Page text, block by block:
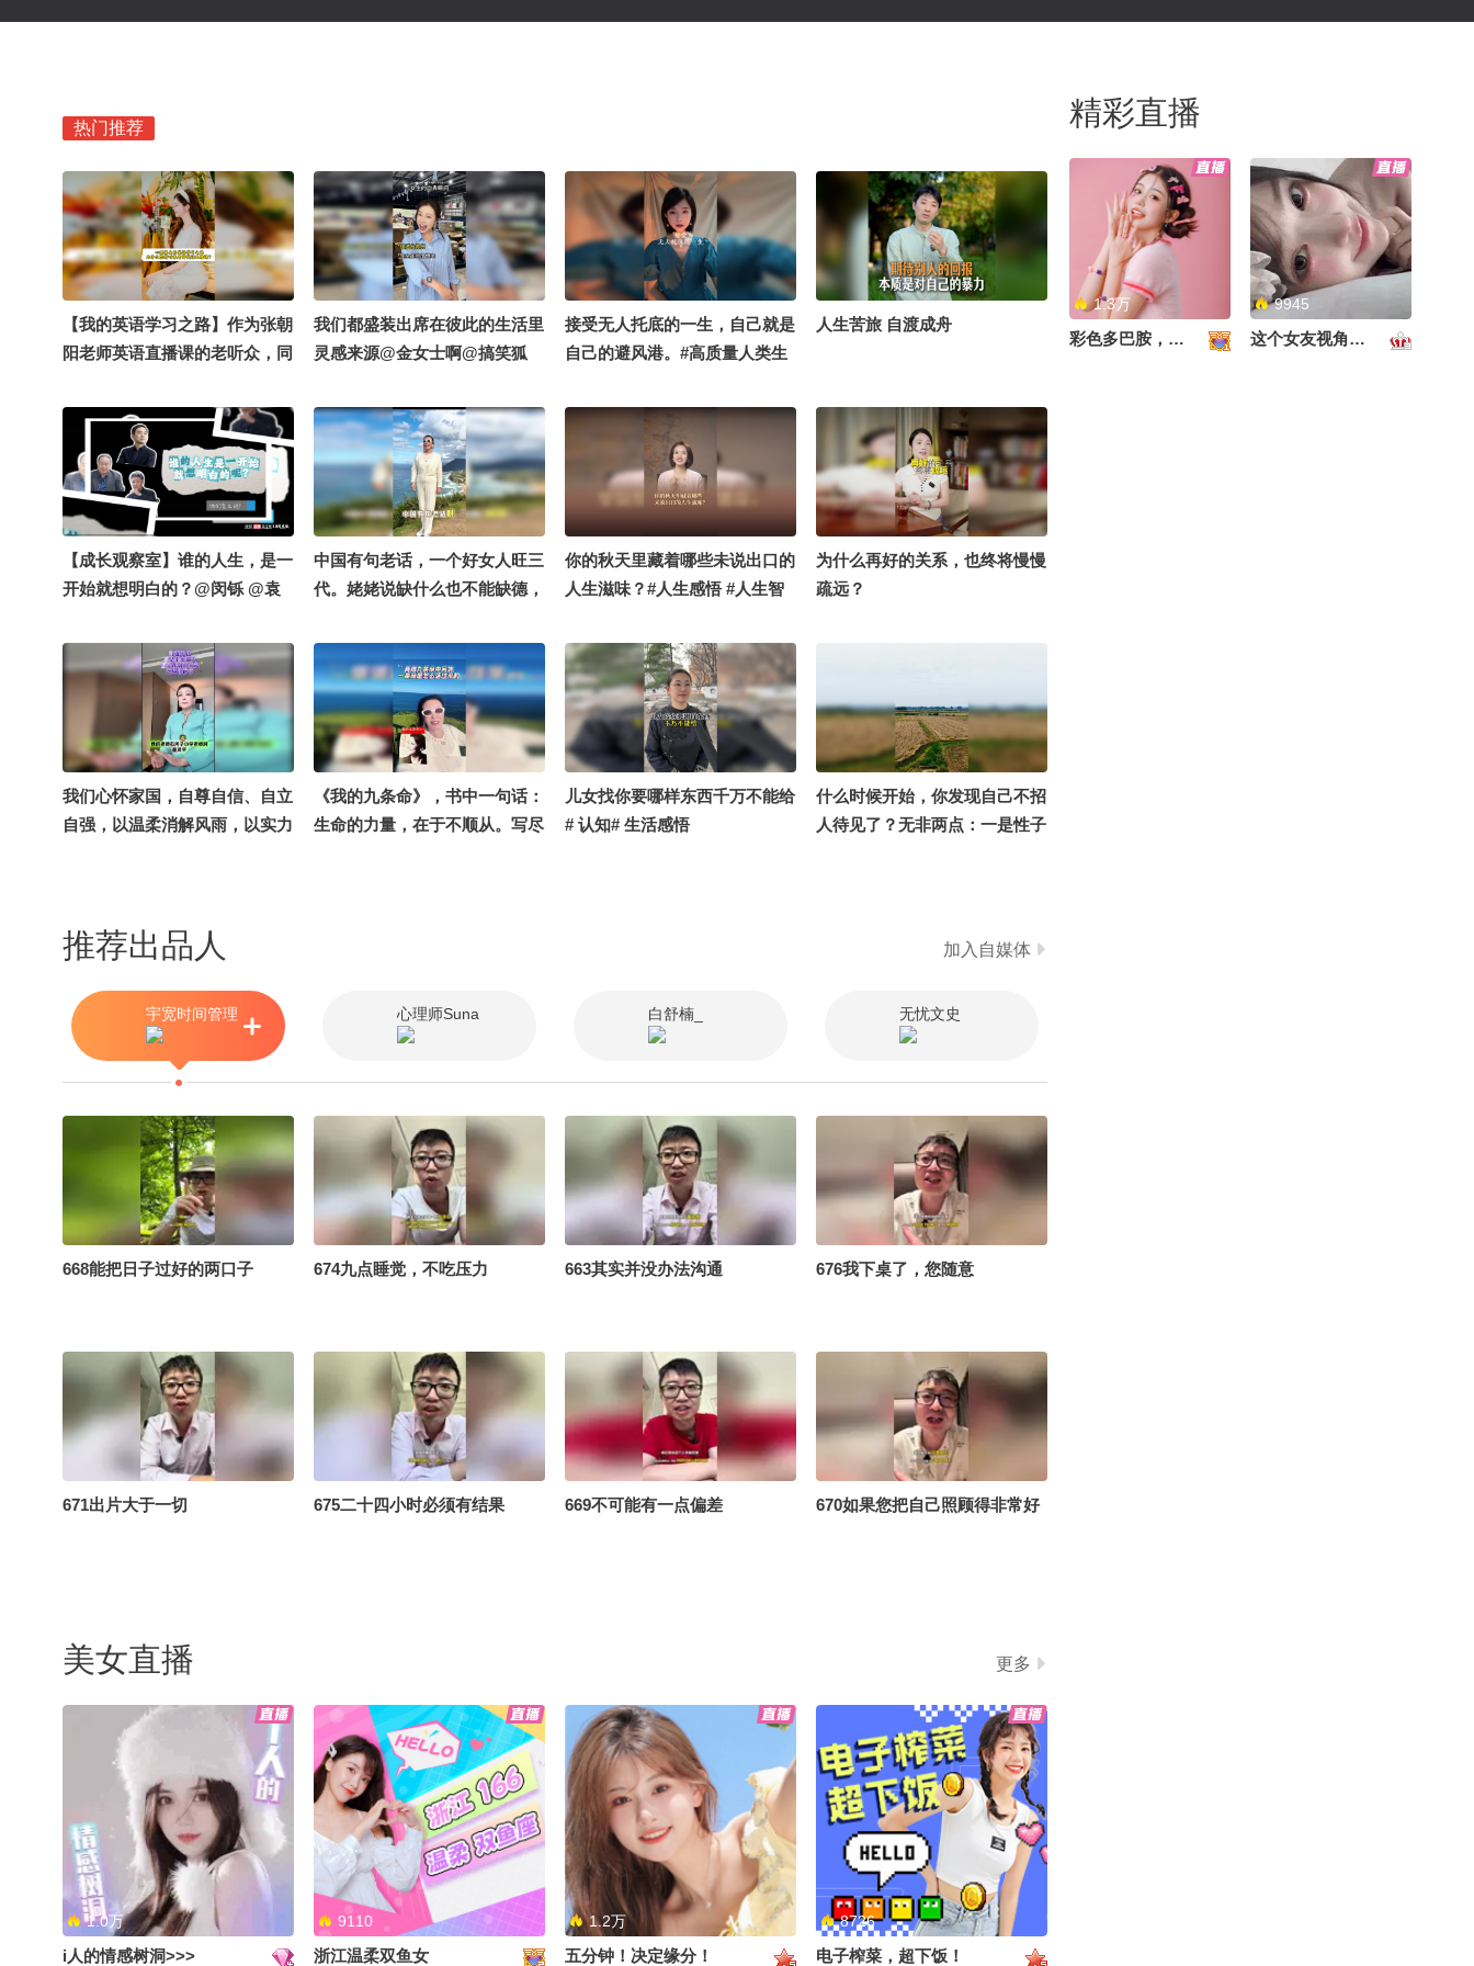
热门推荐
【我的英语学习之路】作为张朝
阳老师英语直播课的老听众，同
赶上英语课程开播十周年，特别
想聊聊成年人学英语这件事。我
平时有空就常听张老师的英语直
播课，最认同的就是它【学英
语，知天下】的理念。不是枯燥
地背单词抠语法，而是把当下的
国际热点新闻当教材，逐词逐句
说，这才是最不费力、也最能坚
持下去的学习方式。很多人说，
又不从事跟英语相关的工作，学
英语还有什么用？作为心理咨询
在拓展认知的边界。当你能直接
读懂另一种语言的资讯、看懂另
没完全放下英语的原因。我自己
学习方法，分享给大家，希望能
有帮助#关注流十年一刻 #张朝
阳的英语课十周年 @张朝阳 @
我们都盛装出席在彼此的生活里
灵感来源@金女士啊@搞笑狐
接受无人托底的一生，自己就是
自己的避风港。#高质量人类生
人生苦旅 自渡成舟
【成长观察室】谁的人生，是一
开始就想明白的？@闵铄 @袁
滨嘉滨 @驼驼喵喵花 @刘语熙
rachel @泓 萱 @Lucy加佳 @
努力学习的汪梦涵 @华丽蒙 @
大语哥 @水星逛博物馆 @俊如
Julia @真真Lucia @密小云 @
高庆一 @妇产科王贵芳医生 @
知识狐 @小K财宝书 @了不起
阿畅酷酷的 @涛姐是女神
中国有句老话，一个好女人旺三
代。姥姥说缺什么也不能缺德，
得病，散什么也不能散德行。#
热点话题#治愈#正能量#张兰
你的秋天里藏着哪些未说出口的
人生滋味？#人生感悟 #人生智
为什么再好的关系，也终将慢慢
疏远？
我们心怀家国，自尊自信、自立
自强，以温柔消解风雨，以实力
强不息#热点话题
《我的九条命》，书中一句话：
生命的力量，在于不顺从。写尽
儿女找你要哪样东西千万不能给
# 认知# 生活感悟
什么时候开始，你发现自己不招
人待见了？无非两点：一是性子
#人生感悟 #美丽乡村
推荐出品人 加入自媒体
宇宽时间管理 心理师Suna 白舒楠_ 无忧文史
668能把日子过好的两口子 674九点睡觉，不吃压力 663其实并没办法沟通 676我下桌了，您随意
671出片大于一切 675二十四小时必须有结果 669不可能有一点偏差 670如果您把自己照顾得非常好
664打听本身就是一种冒犯 667九个顶级爱好 662一眼惊艳11条野路子 666越来越金贵
美女直播 更多
1.0万
i人的情感树洞>>>
9110
浙江温柔双鱼女
1.2万
五分钟！决定缘分！
8726
电子榨菜，超下饭！
精彩直播
1.3万
彩色多巴胺，甜到心里啦！
9945
这个女友视角好治愈~